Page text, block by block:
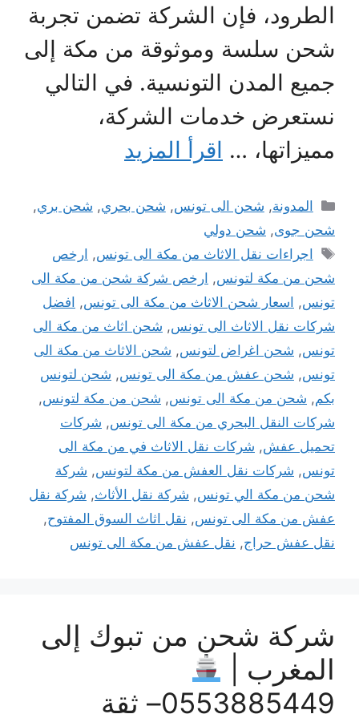
الطرود، فإن الشركة تضمن تجربة
شحن سلسة وموثوقة من مكة إلى
جميع المدن التونسية. في التالي
نستعرض خدمات الشركة،
مميزاتها، … اقرأ المزيد
التصنيفات
المدونة, شحن الى تونس, شحن بحري, شحن بري,
شحن جوى, شحن دولي
الوسوم
اجراءات نقل الاثاث من مكة الى تونس, ارخص
شحن من مكة لتونس, ارخص شركة شحن من مكة الى
تونس, اسعار شحن الاثاث من مكة الى تونس, افضل
شركات نقل الاثاث الى تونس, شحن اثاث من مكة الى
تونس, شحن اغراض لتونس, شحن الاثاث من مكة الى
تونس, شحن عفش من مكة الى تونس, شحن لتونس
بكم, شحن من مكة الى تونس, شحن من مكة لتونس,
شركات النقل البحري من مكة الى تونس, شركات
تحميل عفش, شركات نقل الاثاث في من مكة الى
تونس, شركات نقل العفش من مكة لتونس, شركة
شحن من مكة الي تونس, شركة نقل الأثاث, شركة نقل
عفش من مكة الى تونس, نقل اثاث السوق المفتوح,
نقل عفش حراج, نقل عفش من مكة الى تونس
شركة شحن من تبوك إلى
المغرب |
0553885449– ثقة